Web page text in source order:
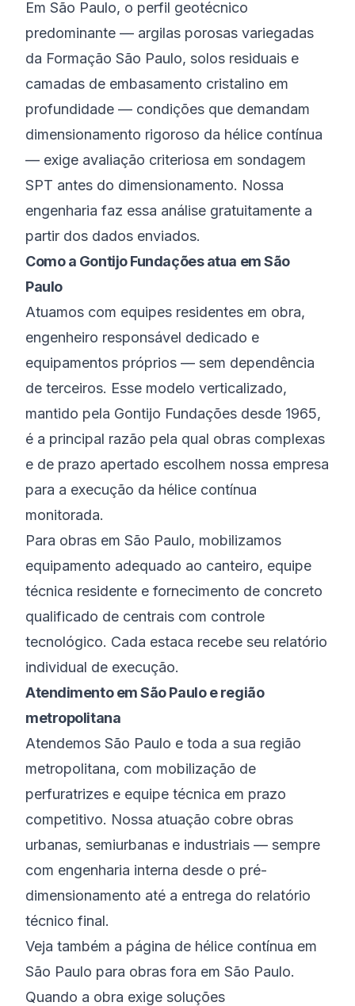
Em São Paulo, o perfil geotécnico
predominante — argilas porosas variegadas
da Formação São Paulo, solos residuais e
camadas de embasamento cristalino em
profundidade — condições que demandam
dimensionamento rigoroso da hélice contínua
— exige avaliação criteriosa em sondagem
SPT antes do dimensionamento. Nossa
engenharia faz essa análise gratuitamente a
partir dos dados enviados.
Como a Gontijo Fundações atua em São
Paulo
Atuamos com equipes residentes em obra,
engenheiro responsável dedicado e
equipamentos próprios — sem dependência
de terceiros. Esse modelo verticalizado,
mantido pela Gontijo Fundações desde 1965,
é a principal razão pela qual obras complexas
e de prazo apertado escolhem nossa empresa
para a execução da hélice contínua
monitorada.
Para obras em São Paulo, mobilizamos
equipamento adequado ao canteiro, equipe
técnica residente e fornecimento de concreto
qualificado de centrais com controle
tecnológico. Cada estaca recebe seu relatório
individual de execução.
Atendimento em São Paulo e região
metropolitana
Atendemos São Paulo e toda a sua região
metropolitana, com mobilização de
perfuratrizes e equipe técnica em prazo
competitivo. Nossa atuação cobre obras
urbanas, semiurbanas e industriais — sempre
com engenharia interna desde o pré-
dimensionamento até a entrega do relatório
técnico final.
Veja também a página de hélice contínua em
São Paulo para obras fora em São Paulo.
Quando a obra exige soluções